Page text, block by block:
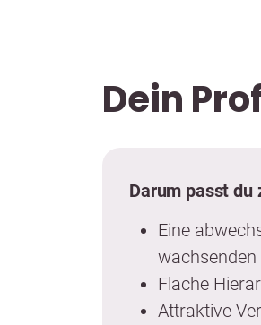
Dein
Darum passt du
Eine
Flache
Attraktive